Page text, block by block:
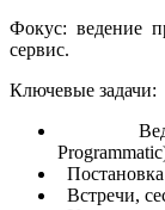
Фокус: ведение
сервис.
Ключевые задачи:
Встречи,